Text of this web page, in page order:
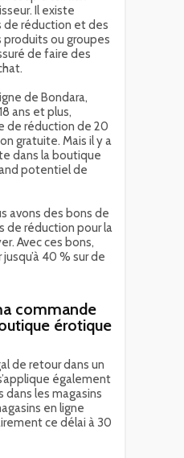
Il existe
de réduction et des
ou groupes
de faire des
de Bondara,
ans et plus,
de réduction de 20
gratuite. Mais il y a
dans la boutique
potentiel de
avons des bons de
de réduction pour la
Avec ces bons,
40 % sur de
commande
érotique
de retour dans un
également
dans les magasins
en ligne
ce délai à 30